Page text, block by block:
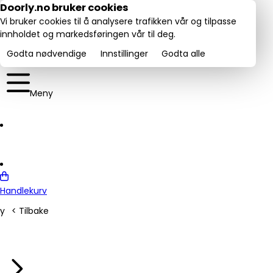
Utmerket:
4.6/5
Meny
Handlekurv
< Tilbake
Doorly.no bruker cookies
Vi bruker cookies til å analysere trafikken vår og tilpasse
innholdet og markedsføringen vår til deg.
Godta nødvendige
Innstillinger Godta alle